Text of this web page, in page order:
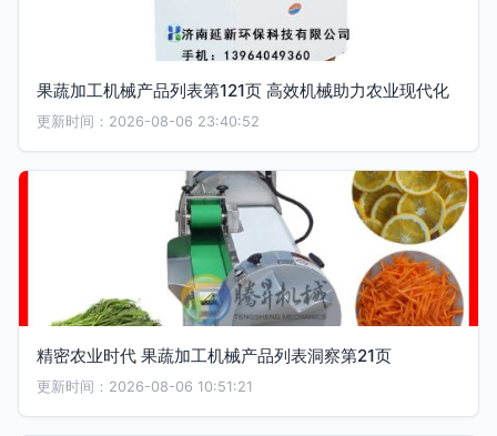
果蔬加工机械产品列表第121页 高效机械助力农业现代化
更新时间：2026-08-06 23:40:52
精密农业时代 果蔬加工机械产品列表洞察第21页
更新时间：2026-08-06 10:51:21